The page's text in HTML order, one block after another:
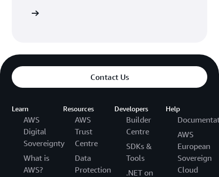
Contact Us
Learn
AWS
Digital
Sovereignty
What is
AWS?
Resources
AWS
Trust
Centre
Data
Protection
Developers
Builder
Centre
SDKs &
Tools
.NET on
Help
AWS
European
Sovereign
Cloud